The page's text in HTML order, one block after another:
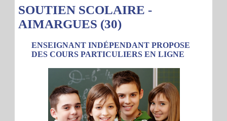
SOUTIEN SCOLAIRE -
AIMARGUES (30)
ENSEIGNANT INDÉPENDANT PROPOSE
DES COURS PARTICULIERS EN LIGNE